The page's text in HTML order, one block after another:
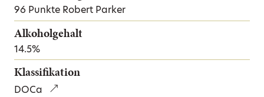
96 Punkte Robert Parker
Alkoholgehalt
14.5%
Klassifikation
DOCa